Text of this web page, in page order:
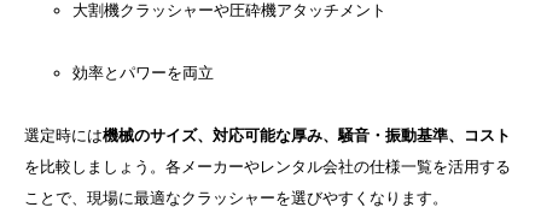
大割機クラッシャーや圧砕機アタッチメント
効率とパワーを両立
選定時には機械のサイズ、対応可能な厚み、騒音・振動基準、コスト
を比較しましょう。各メーカーやレンタル会社の仕様一覧を活用する
ことで、現場に最適なクラッシャーを選びやすくなります。